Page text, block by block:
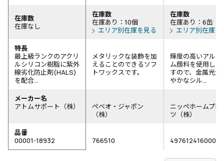
在庫数
在庫なし
在庫数
在庫あり：10個
エリア別在庫を見る
在庫数
在庫あり：6缶
エリア別在庫を
特長
最上級ランクのアクリ
ルシリコン樹脂に紫外
線劣化防止剤(HALS)
を配合...
メタリックな装飾を加
えることのできるソフ
トワックスです。
輝度の高いアルミ
ム顔料を使用して
すので、金属光沢
やかなシル...
メーカー名
アトムサポート（株）
ペベオ・ジャポン
（株）
ニッペホームプロ
ツ（株）
品番
00001-18932
766510 4976124160004